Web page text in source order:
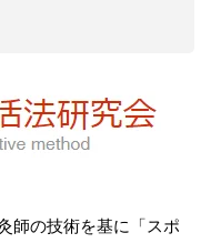
師の技術を基に「スポ